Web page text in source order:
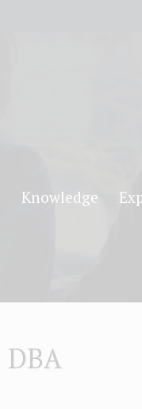
Knowledge
DBA